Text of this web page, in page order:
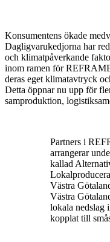
Konsumentens ökade
Dagligvarukedjorna har
och klimatpåverkande
inom ramen för
deras eget klimatavtryck
Detta öppnar nu upp för
samproduktion,
Partners i
arrangerar
kallad
Västra
Västra
lokala nedslag
kopplat till